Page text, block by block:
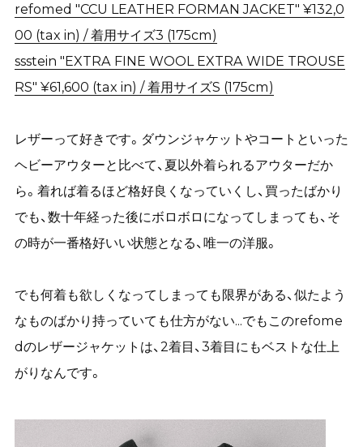
refomed "CCU LEATHER FORMAN JACKET" ¥132,0
00 (tax in) / 着用サイズ3 (175cm)
ssstein "EXTRA FINE WOOL EXTRA WIDE TROUSE
RS" ¥61,600 (tax in) / 着用サイズS (175cm)
レザーって好きです。ダウンジャケットやコートといった
ヘビーアウターと比べて、夏以外着られるアウターだか
ら。着れば着るほど格好良くなっていくし、買ったばかり
でも、数十年経った後にボロボロになってしまっても、そ
の時が一番格好いい状態となる、唯一の洋服。
でも何着も欲しくなってしまっても限界がある、似たよう
なものばかり持っていても仕方がない...でもこのrefome
dのレザージャケットは、2着目、3着目にもベストな仕上
がりなんです。